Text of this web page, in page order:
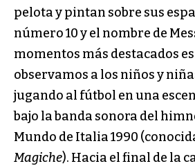
pelota y pintan sobre sus
número 10 y el nombre de
momentos más destacados
observamos a los niños y
jugando al fútbol en una
bajo la banda sonora del
Mundo de Italia 1990
Magiche). Hacia el final de la